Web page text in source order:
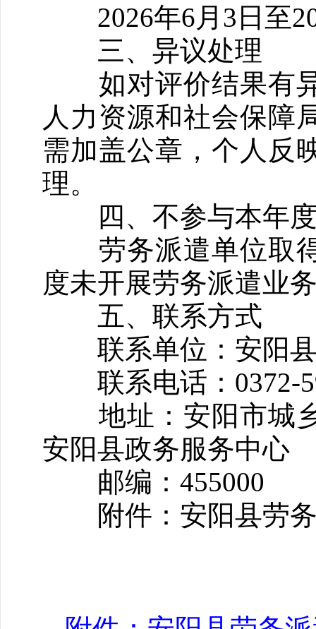
2026年6月3日至
三、异议处理
如对评价结果有异
人力资源和社会保障
需加盖公章，个人反
理。
四、不参与本年度
劳务派遣单位取得
度未开展劳务派遣业
五、联系方式
联系单位：安阳县
联系电话：0372-
地址：安阳市城乡
安阳县政务服务中心
邮编：455000
附件：安阳县劳务